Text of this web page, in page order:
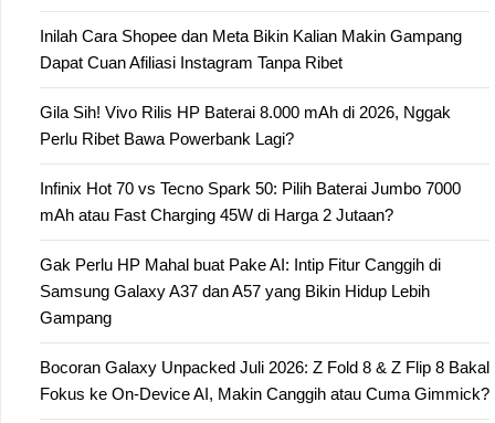
Inilah Cara Shopee dan Meta Bikin Kalian Makin Gampang
Dapat Cuan Afiliasi Instagram Tanpa Ribet
Gila Sih! Vivo Rilis HP Baterai 8.000 mAh di 2026, Nggak
Perlu Ribet Bawa Powerbank Lagi?
Infinix Hot 70 vs Tecno Spark 50: Pilih Baterai Jumbo 7000
mAh atau Fast Charging 45W di Harga 2 Jutaan?
Gak Perlu HP Mahal buat Pake AI: Intip Fitur Canggih di
Samsung Galaxy A37 dan A57 yang Bikin Hidup Lebih
Gampang
Bocoran Galaxy Unpacked Juli 2026: Z Fold 8 & Z Flip 8 Bakal
Fokus ke On-Device AI, Makin Canggih atau Cuma Gimmick?